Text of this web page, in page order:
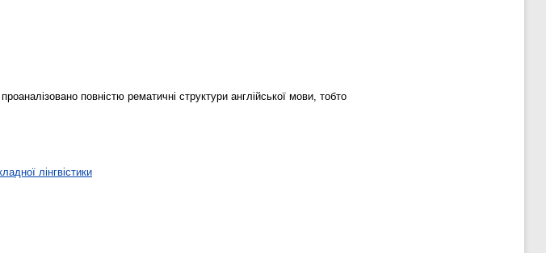
повністю рематичні структури англійської мови, тобто
лінгвістики